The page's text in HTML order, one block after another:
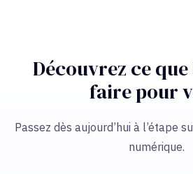
Découvrez ce
faire pour
Passez dès aujourd’hui à l’étape
numérique.